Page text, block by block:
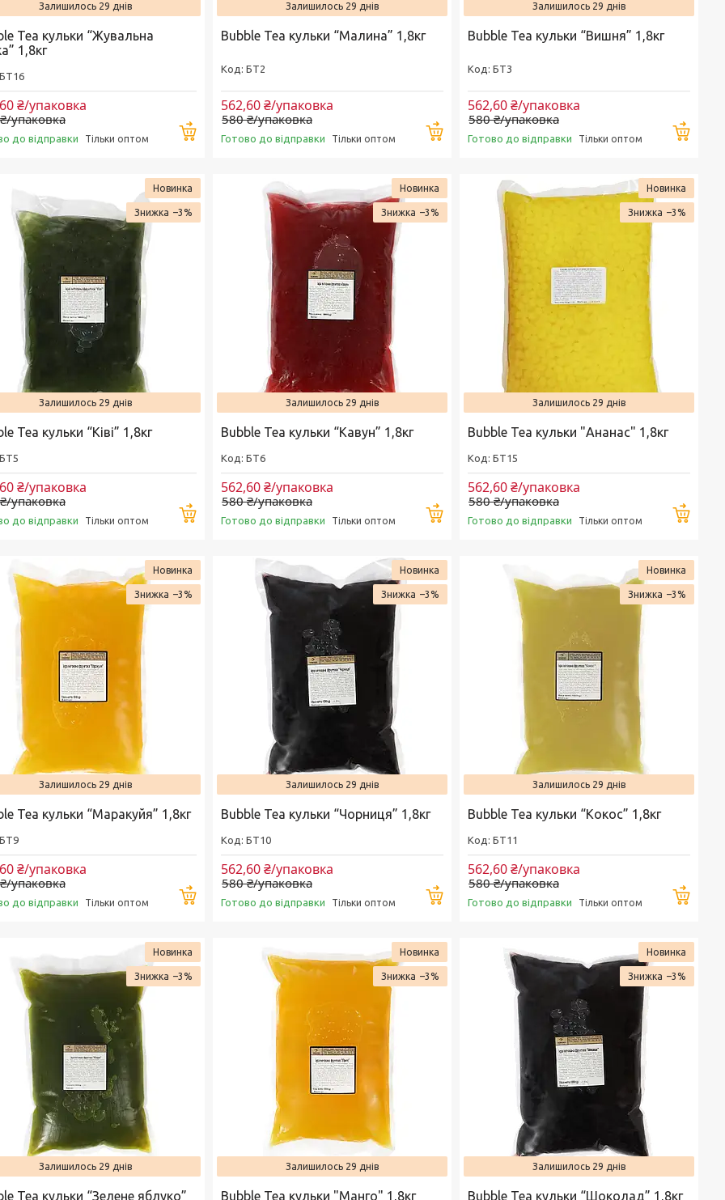
Залишилось 29 днів
Tea кульки “Жувальна
1,8кг
БТ16
упаковка
₴/упаковка
до відправки Тільки оптом
Залишилось 29 днів
Bubble Tea кульки “Малина” 1,8кг
БТ2
580 ₴/упаковка
562,60 ₴/упаковка
Готово до відправки Тільки оптом
Залишилось 29 днів
Bubble Tea кульки “Вишня” 1,8кг
БТ3
580 ₴/упаковка
562,60 ₴/упаковка
Готово до відправки Тільки оптом
Новинка
–3%
Залишилось 29 днів
Tea кульки “Ківі” 1,8кг
БТ5
упаковка
₴/упаковка
до відправки Тільки оптом
Новинка
–3%
Залишилось 29 днів
Bubble Tea кульки “Кавун” 1,8кг
БТ6
580 ₴/упаковка
562,60 ₴/упаковка
Готово до відправки Тільки оптом
Новинка
–3%
Залишилось 29 днів
Bubble Tea кульки "Ананас" 1,8кг
БТ15
580 ₴/упаковка
562,60 ₴/упаковка
Готово до відправки Тільки оптом
Новинка
–3%
Залишилось 29 днів
Tea кульки “Маракуйя” 1,8кг
БТ9
упаковка
₴/упаковка
до відправки Тільки оптом
Новинка
–3%
Залишилось 29 днів
Bubble Tea кульки “Чорниця” 1,8кг
БТ10
580 ₴/упаковка
562,60 ₴/упаковка
Готово до відправки Тільки оптом
Новинка
–3%
Залишилось 29 днів
Bubble Tea кульки “Кокос” 1,8кг
БТ11
580 ₴/упаковка
562,60 ₴/упаковка
Готово до відправки Тільки оптом
Новинка
–3%
Залишилось 29 днів
Tea кульки “Зелене яблуко”
Новинка
–3%
Залишилось 29 днів
Bubble Tea кульки "Манго" 1,8кг
Новинка
–3%
Залишилось 29 днів
Bubble Tea кульки “Шоколад” 1,8кг